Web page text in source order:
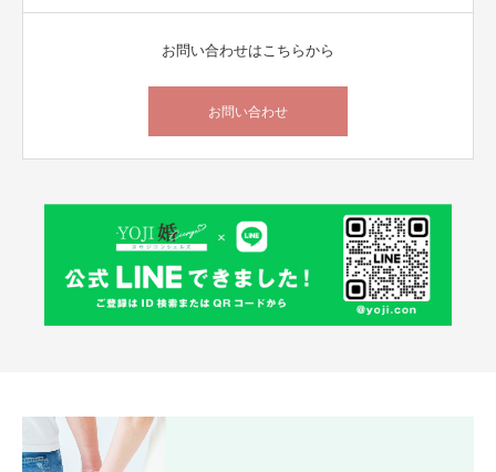
お問い合わせはこちらから
お問い合わせ